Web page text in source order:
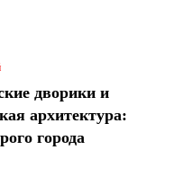
дворики и
архитектура:
города